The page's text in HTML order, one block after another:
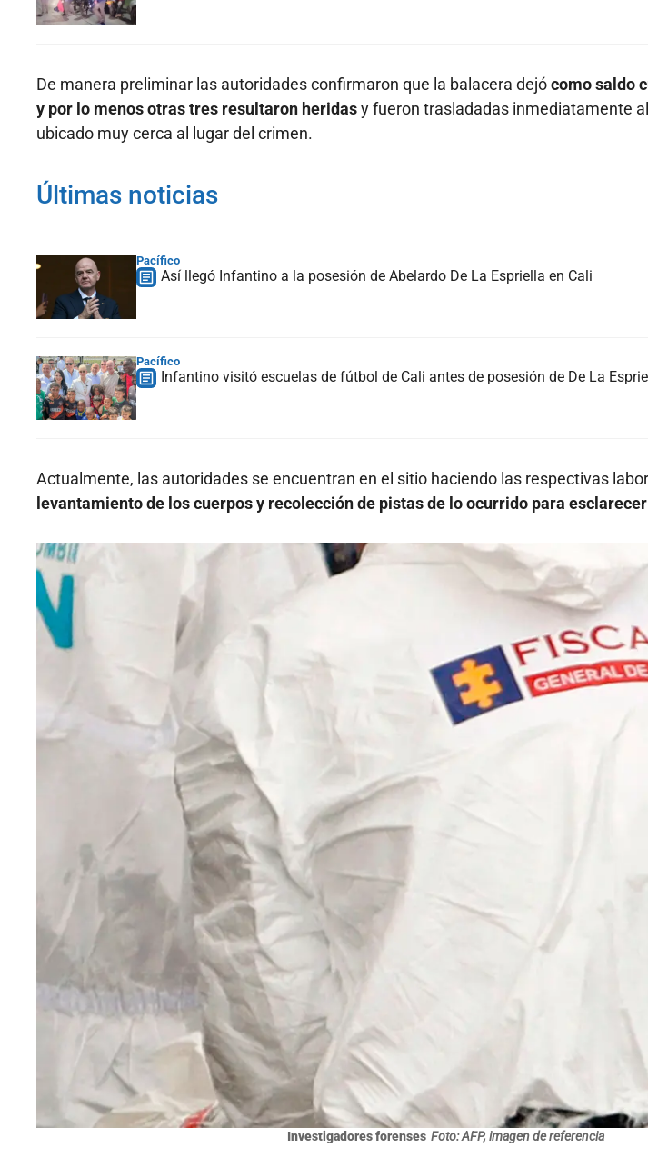
De manera preliminar las autoridades confirmaron que la balacera dejócomo saldo
y por lo menos otras tres resultaron heridasy fueron trasladadas inmediatamente
ubicado muy cerca al lugar del crimen.
Últimas noticias
Pacífico
Así llegó Infantino a la posesión de Abelardo De La Espriella en Cali
Pacífico
Infantino visitó escuelas de fútbol de Cali antes de posesión de De La
Actualmente, las autoridades se encuentran en el sitio haciendo las respectivas
levantamiento de los cuerpos y recolección de pistas de lo ocurrido para
Investigadores forenses Foto: AFP, imagen de referencia